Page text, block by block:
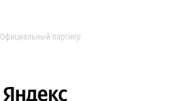
Официальный партнер